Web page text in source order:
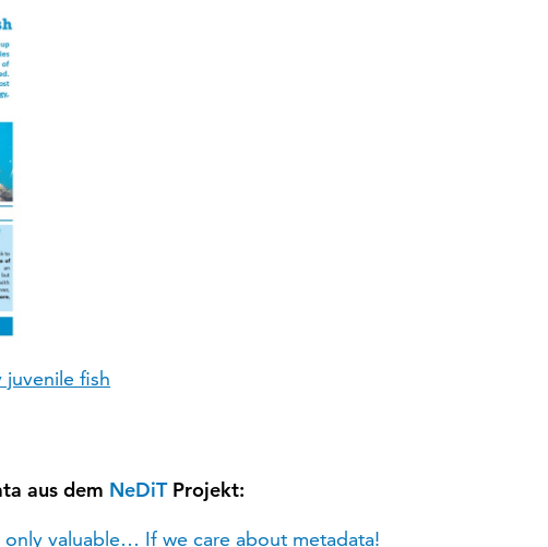
fish
aus dem NeDiTProjekt:
valuable… If we care about metadata!